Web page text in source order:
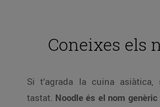
Coneixes els
Si t’agrada la cuina
tastat. Noodle és el nom